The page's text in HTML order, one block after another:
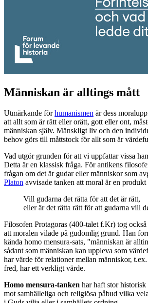
Människan är alltings mått
Utmärkande förhumanismen är dess
att allt som är rätt eller orätt, gott eller ont,
människan själv. Mänskligt liv och den
behov görs till måttstock för allt som är
Vad utgör grunden för att vi uppfattar vissa
Detta är en klassisk fråga. För antikens
frågan om det är gudar eller människor som
Platon avvisade tanken att moral är en
Vill gudarna det rätta för att det är rätt,
eller är det rätta rätt för att gudarna vill
Filosofen Protagoras (400-talet f.Kr) tog också
att moralen vilade på gudomlig grund. Han
kända homo mensura-sats, "människan är
sådant som människan kan uppleva som
har värde för relationer mellan människor,
fred, har ett verkligt värde.
Homo mensura-tanken har haft stor
mot samhälleliga och religiösa påbud vilka